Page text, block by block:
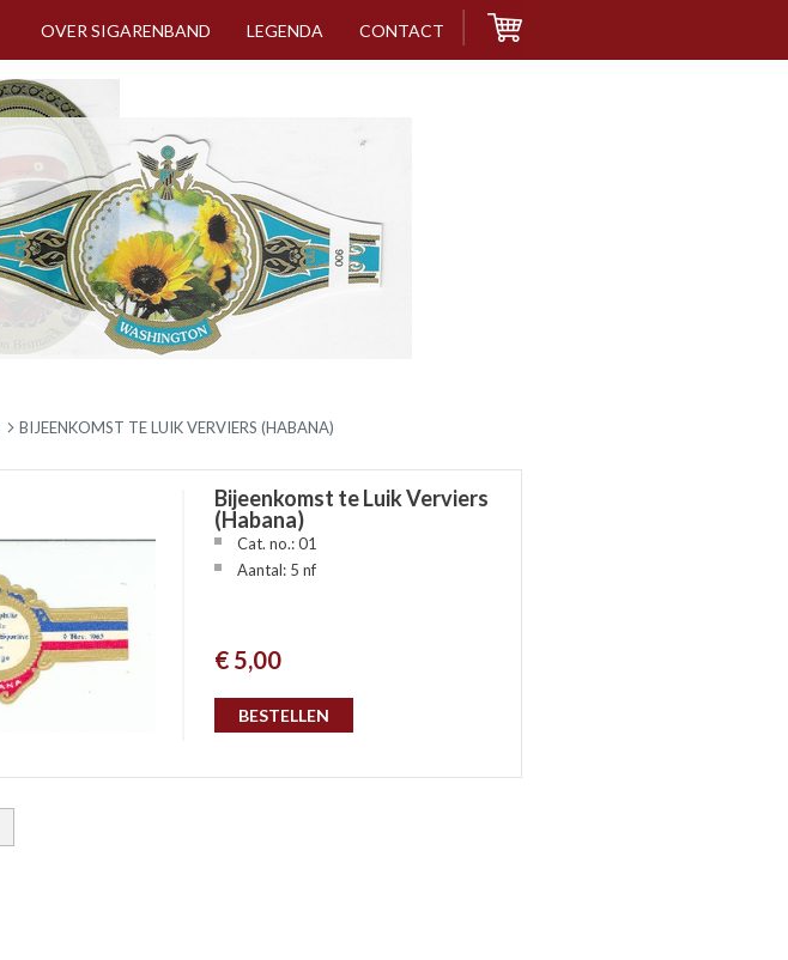
OVER SIGARENBAND LEGENDA CONTACT
BIJEENKOMST TE LUIK VERVIERS (HABANA)
Bijeenkomst te Luik Verviers
(Habana)
Cat. no.: 01
Aantal: 5 nf
€ 5,00
BESTELLEN